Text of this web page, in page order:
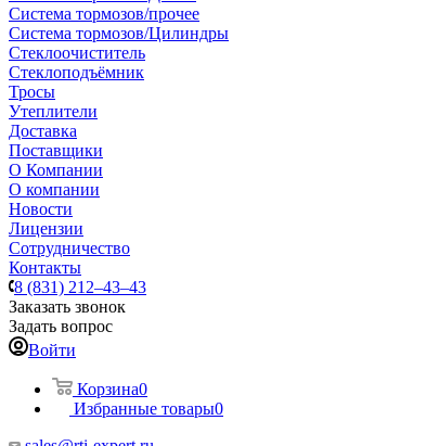
Система тормозов/прочее
Система тормозов/Цилиндры
Стеклоочиститель
Стеклоподъёмник
Тросы
Утеплители
Доставка
Поставщики
О Компании
О компании
Новости
Лицензии
Сотрудничество
Контакты
8 (831) 212–43–43
Заказать звонок
Задать вопрос
Войти
Корзина0
Избранные товары0